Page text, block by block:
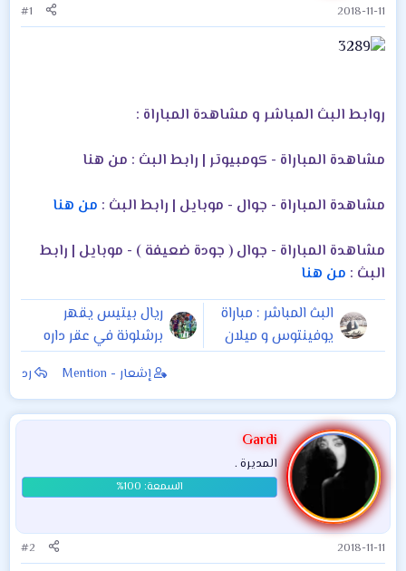
2018-11-11
#1
روابط البث المباشر و مشاهدة المباراة :
مشاهدة المباراة - كومبيوتر | رابط البث : من هنا
مشاهدة المباراة - جوال - موبايل | رابط البث : من هنا
مشاهدة المباراة - جوال ( جودة ضعيفة ) - موبايل | رابط
البث : من هنا
البث المباشر : مباراة
يوفينتوس و ميلان
11/11/2018
ريال بيتيس يقهر
برشلونة في عقر داره
إشعار - Mention رد
Gardi
المديرة .
2018-11-11
#2